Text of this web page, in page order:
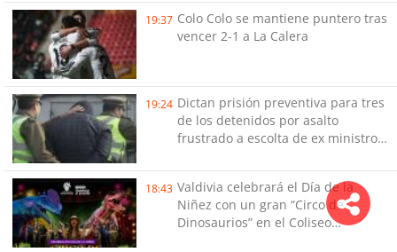
19:37 Colo Colo se mantiene puntero tras
vencer 2-1 a La Calera
19:24 Dictan prisión preventiva para tres
de los detenidos por asalto
frustrado a escolta de ex ministro
18:43 Valdivia celebrará el Día de la
Niñez con un gran “Circo de
Dinosaurios” en el Coliseo